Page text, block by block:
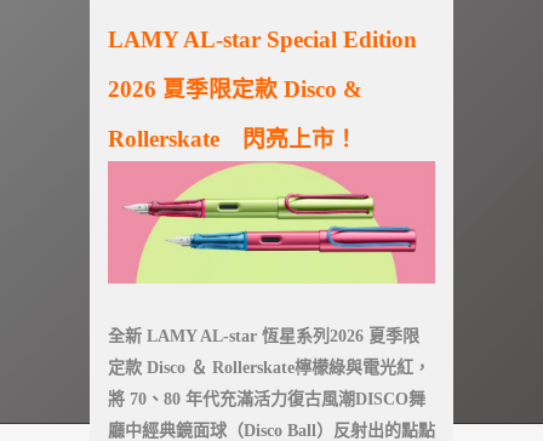
LAMY AL-star Special Edition
2026 夏季限定款 Disco &
Rollerskate 閃亮上市！
全新 LAMY AL-star 恆星系列2026 夏季限
定款 Disco ＆ Rollerskate檸檬綠與電光紅，
將 70、80 年代充滿活力復古風潮DISCO舞
廳中經典鏡面球（Disco Ball）反射出的點點